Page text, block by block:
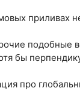
приливах
подобные
бы
про